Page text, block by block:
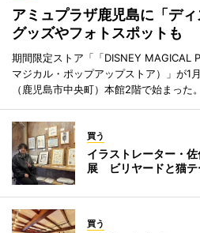
アミュプラザ鹿児島に「デ
グッズやフォトスポットも
期間限定ストア「「DISNEY MAGICAL
マジカル・ポップアップストア）」が1
（鹿児島市中央町）本館2階で始まった。
買う
イラストレーター・
展 ビリヤードと猫テ
買う